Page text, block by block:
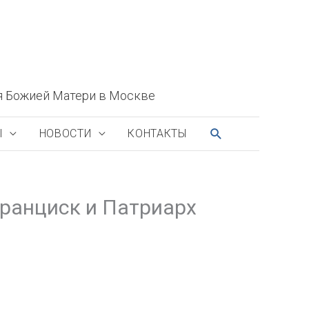
Божией Матери в Москве
НОВОСТИ КОНТАКТЫ ПОИСК
и Патриарх